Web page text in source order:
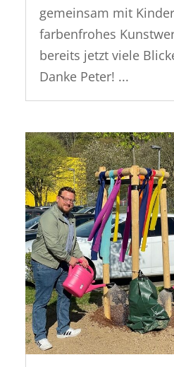
gemeinsam mit
farbenfrohes
bereits jetzt viele
Danke Peter! ...